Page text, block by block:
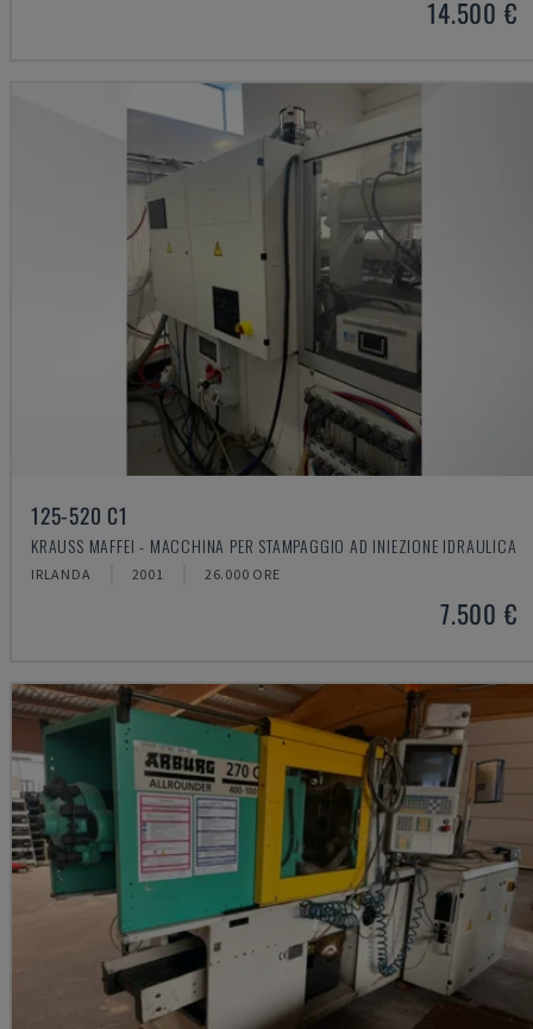
14.500 €
125-520 C1
KRAUSS MAFFEI - MACCHINA PER STAMPAGGIO AD INIEZIONE IDRAULICA
IRLANDA 2001 26.000 ORE
7.500 €